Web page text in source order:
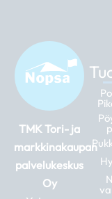
TMK Tori- ja
markkinakaupan
palvelukeskus
Oy